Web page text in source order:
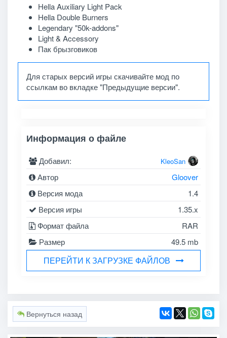
Hella Auxiliary Light Pack
Hella Double Burners
Legendary "50k-addons"
Light & Accessory
Пак брызговиков
Для старых версий игры скачивайте мод по
ссылкам во вкладке "Предыдущие версии".
Информация о файле
Добавил: KleoSan
Автор
Gloover
Версия мода
1.4
Версия игры
1.35.x
Формат файла
RAR
Размер
49.5 mb
ПЕРЕЙТИ К ЗАГРУЗКЕ ФАЙЛОВ
Вернуться назад